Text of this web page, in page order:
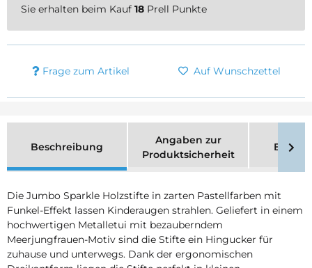
Sie erhalten beim Kauf 18 Prell Punkte
Frage zum Artikel Auf Wunschzettel
Beschreibung
Angaben zur
Produktsicherheit
Die Jumbo Sparkle Holzstifte in zarten Pastellfarben mit
Funkel-Effekt lassen Kinderaugen strahlen. Geliefert in einem
hochwertigen Metalletui mit bezauberndem
Meerjungfrauen-Motiv sind die Stifte ein Hingucker für
zuhause und unterwegs. Dank der ergonomischen